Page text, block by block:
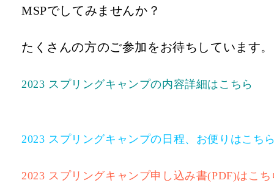
MSPでしてみませんか？
たくさんの方のご参加をお待ちしています。
2023 スプリングキャンプの内容詳細はこちら
2023 スプリングキャンプの日程、お便りはこち
2023 スプリングキャンプ申し込み書(PDF)はこち